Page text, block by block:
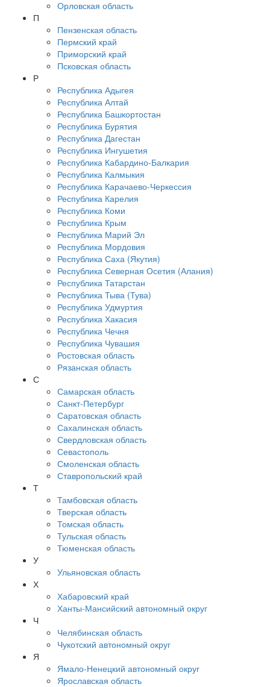
Орловская область
П
Пензенская область
Пермский край
Приморский край
Псковская область
Р
Республика Адыгея
Республика Алтай
Республика Башкортостан
Республика Бурятия
Республика Дагестан
Республика Ингушетия
Республика Кабардино-Балкария
Республика Калмыкия
Республика Карачаево-Черкессия
Республика Карелия
Республика Коми
Республика Крым
Республика Марий Эл
Республика Мордовия
Республика Саха (Якутия)
Республика Северная Осетия (Алания)
Республика Татарстан
Республика Тыва (Тува)
Республика Удмуртия
Республика Хакасия
Республика Чечня
Республика Чувашия
Ростовская область
Рязанская область
С
Самарская область
Санкт-Петербург
Саратовская область
Сахалинская область
Свердловская область
Севастополь
Смоленская область
Ставропольский край
Т
Тамбовская область
Тверская область
Томская область
Тульская область
Тюменская область
У
Ульяновская область
Х
Хабаровский край
Ханты-Мансийский автономный округ
Ч
Челябинская область
Чукотский автономный округ
Я
Ямало-Ненецкий автономный округ
Ярославская область